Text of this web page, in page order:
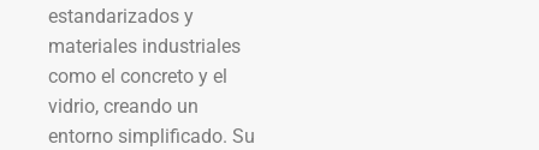
estandarizados y
materiales industriales
como el concreto y el
vidrio, creando un
entorno simplificado. Su